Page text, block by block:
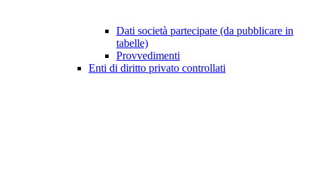
Dati società partecipate (da pubblicare in
tabelle)
Provvedimenti
Enti di diritto privato controllati